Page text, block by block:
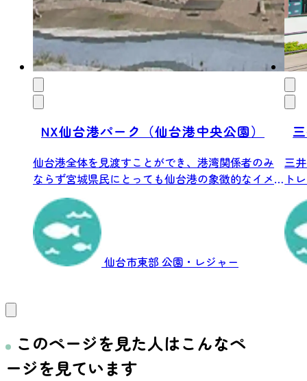
NX仙台港パーク（仙台港中央公園）
仙台港全体を見渡すことができ、港湾関係者のみ
ならず宮城県民にとっても仙台港の象徴的なイメ
ージを...
仙台市東部 公園・レジャー
三
ト
ラ
このページを見た人はこんなペ
ージを見ています